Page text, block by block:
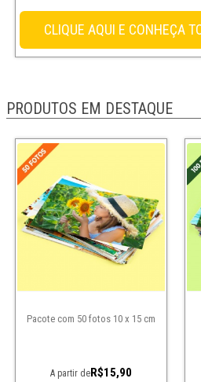
PRODUTOS EM DESTAQUE
Pacote com 50 fotos 10 x 15 cm
A partir deR$15,90